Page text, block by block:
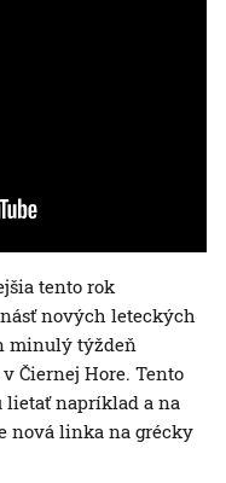
tento rok
nových leteckých
minulý týždeň
Čiernej Hore. Tento
lietať napríklad a na
nová linka na grécky